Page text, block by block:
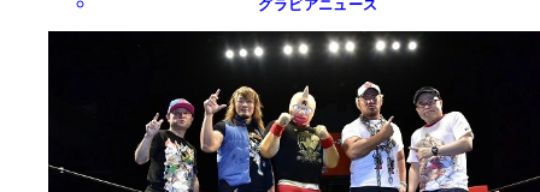
グラビアニュース